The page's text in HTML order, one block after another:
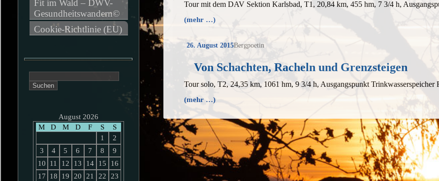
Tour mit dem DAV Sektion Karlsbad, T1, 20,84 km, 455 hm, 7 3/4 h,
(mehr …)
26. August 2015Bergpoetin
Von Schachten, Racheln und Grenzsteigen
Tour solo, T2, 24,35 km, 1061 hm, 9 3/4 h, Ausgangspunkt Trinkwasserspeicher
(mehr …)
Fit im Wald – DWV-
Gesundheitswandern©
Cookie-Richtlinie (EU)
nach:
August 2026
M
D M D F S
S
1
2
3
4 5 6 7 8
9
10
11 12 13 14 15
16
17
18 19 20 21 22
23